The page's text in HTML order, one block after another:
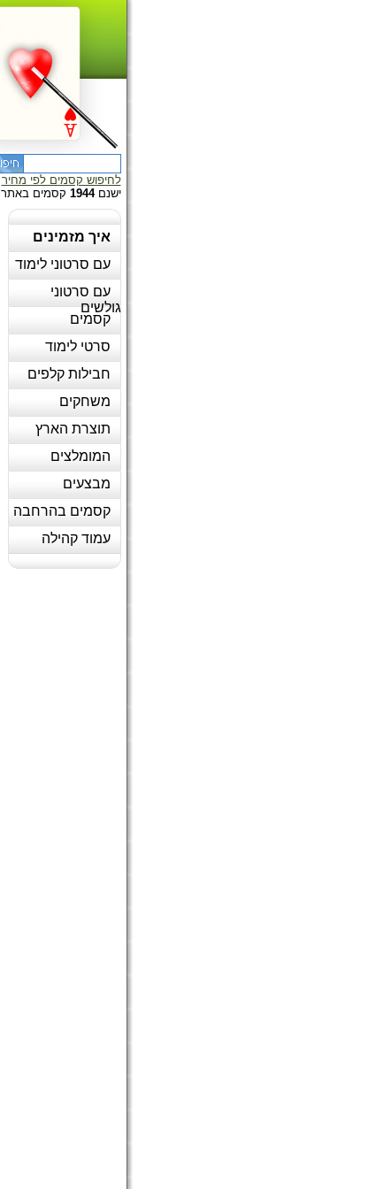
לחיפוש קסמים לפי מחיר
ישנם1944 קסמים באתר
איך מזמינים
עם סרטוני לימוד
עם סרטוני
גולשים
קסמים
סרטי לימוד
חבילות קלפים
משחקים
תוצרת הארץ
המומלצים
מבצעים
קסמים בהרחבה
עמוד קהילה